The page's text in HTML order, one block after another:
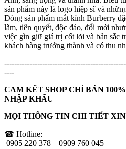
sản phẩm này là logo hiệp sĩ và
Dòng sản phẩm mắt kính Burberry
lãm, tiên quyết, độc đáo, đổi mới
việc gìn giữ giá trị cốt lõi và bản sắc
khách hàng trưởng thành và
----
CAM KẾT SHOP CHỈ BÁN
NHẬP KHẨU
MỌI THÔNG TIN CHI TIẾT
☎ Hotline:
0905 220 378 – 0909 760 045